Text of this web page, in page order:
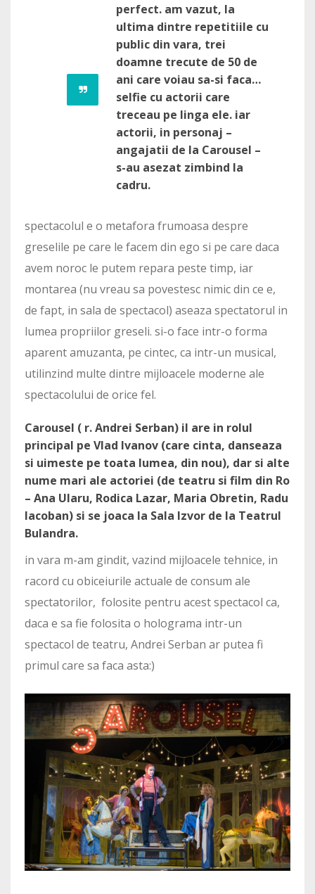
perfect. am vazut, la
ultima dintre repetitiile cu
public din vara, trei
doamne trecute de 50 de
ani care voiau sa-si faca…
selfie cu actorii care
treceau pe linga ele. iar
actorii, in personaj –
angajatii de la Carousel –
s-au asezat zimbind la
cadru.
spectacolul e o metafora frumoasa despre
greselile pe care le facem din ego si pe care daca
avem noroc le putem repara peste timp, iar
montarea (nu vreau sa povestesc nimic din ce e,
de fapt, in sala de spectacol) aseaza spectatorul in
lumea propriilor greseli. si-o face intr-o forma
aparent amuzanta, pe cintec, ca intr-un musical,
utilinzind multe dintre mijloacele moderne ale
spectacolului de orice fel.
Carousel ( r. Andrei Serban) il are in rolul
principal pe Vlad Ivanov (care cinta, danseaza
si uimeste pe toata lumea, din nou), dar si alte
nume mari ale actoriei (de teatru si film din Ro
– Ana Ularu, Rodica Lazar, Maria Obretin, Radu
Iacoban) si se joaca la Sala Izvor de la Teatrul
Bulandra.
in vara m-am gindit, vazind mijloacele tehnice, in
racord cu obiceiurile actuale de consum ale
spectatorilor, folosite pentru acest spectacol ca,
daca e sa fie folosita o holograma intr-un
spectacol de teatru, Andrei Serban ar putea fi
primul care sa faca asta:)